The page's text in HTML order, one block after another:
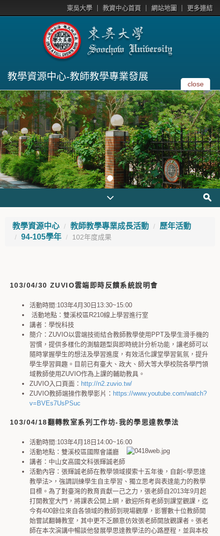
東吳大學 教資中心首頁 網站地圖 更多連結
教學資源中心-教師教學專業發展
close
教學資源中心 教師教學專業成長活動
歷年活動
94-105學年
102年度成果
103/04/30 ZUVIO雲端即時反饋系統說明會
活動時間:103年4月30日13:30~15:00
活動地點：雙溪校區R210線上學習進行室
講者：學悅科技
簡介：ZUVIO以雲端技術結合教師教學使用PPT及學生滑手機的
習慣，提供多樣化的測驗題型與即時統計分析功能，讓老師可以
隨時掌握學生的想法及學習進度，有效活化課堂學習氣氛，提升
學生學習興趣。目前已有臺大、政大、師大等大學校院各學門領
域教師使用ZUVIO作為上課的輔助教具。
ZUVIO入口頁面： http://n2.zuvio.tw/
ZUVIO教師端操作教學影片： https://www.youtube.com/watch?
v=BVEs7UsPSuc
103/04/18翻轉教室系列工作坊-我的學思達教學法
活動時間:103年4月18日14:00~16:00
活動地點：雙溪校區國際會議廳
講者：中山女高國文科張輝誠老師
活動內容：張輝誠老師在教學領域摸索十五年後，自創<學思達
教學法>，強調訓練學生自主學習、獨立思考與表達能力的教學
目標。為了對臺灣的教育貢獻一己之力，張老師自2013年9月起
打開教室大門，將課表公開上網，歡迎所有老師到課堂觀課，迄
今有400餘位來自各領域的教師到現場觀摩，影響數十位教師開
始嘗試翻轉教室，其中更不乏願意仿效張老師開放觀課者。張老
師在本次演講中暢談他發展學思達教學法的心路歷程，並與本校